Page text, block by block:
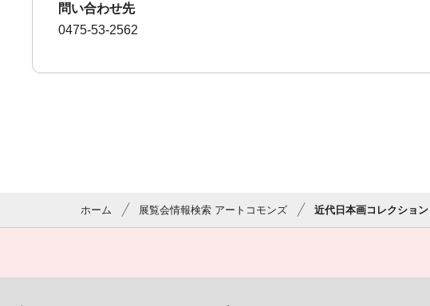
問い合わせ先
0475-53-2562
ホーム 展覧会情報検索 アートコモンズ 近代日本画コレクション